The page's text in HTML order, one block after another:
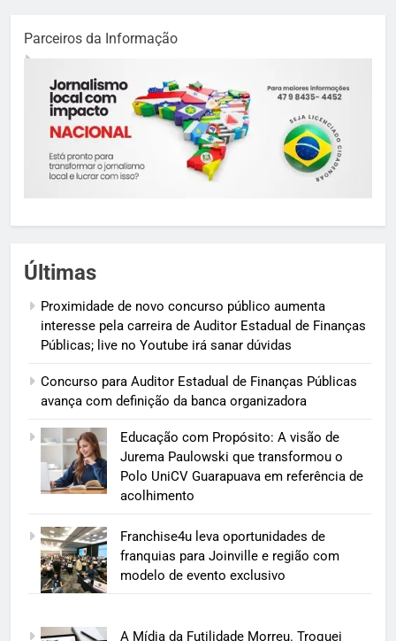
Parceiros da Informação
Últimas
Proximidade de novo concurso público aumenta
interesse pela carreira de Auditor Estadual de Finanças
Públicas; live no Youtube irá sanar dúvidas
Concurso para Auditor Estadual de Finanças Públicas
avança com definição da banca organizadora
Educação com Propósito: A visão de
Jurema Paulowski que transformou o
Polo UniCV Guarapuava em referência de
acolhimento
Franchise4u leva oportunidades de
franquias para Joinville e região com
modelo de evento exclusivo
A Mídia da Futilidade Morreu. Troquei